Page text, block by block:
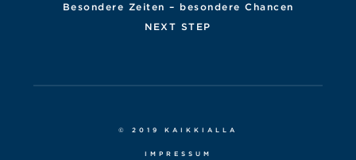
Besondere Zeiten – besondere Chancen
NEXT STEP
© 2019 KAIKKIALLA
IMPRESSUM